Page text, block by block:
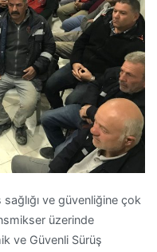
sağlığı ve güvenliğine çok
üzerinde
ve Güvenli Sürüş